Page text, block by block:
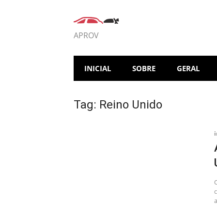
APROV
INICIAL SOBRE GERAL
Tag: Reino Unido